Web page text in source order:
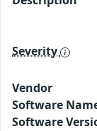
Severity
Vendor
Software
Software